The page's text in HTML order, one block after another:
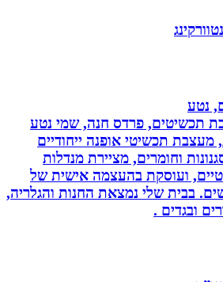
תכשיטים, פרדס חנה, שמי נטע
תכשיטי אופנה ייחודיים
וחומרים, מציירת מנדלות
ועוסקת בהעצמה אישית של
בבית שלי נמצאת החנות והגלריה,
ובגדים .